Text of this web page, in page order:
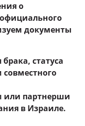
о
документы
статуса
совместного
или партнерши
в Израиле.